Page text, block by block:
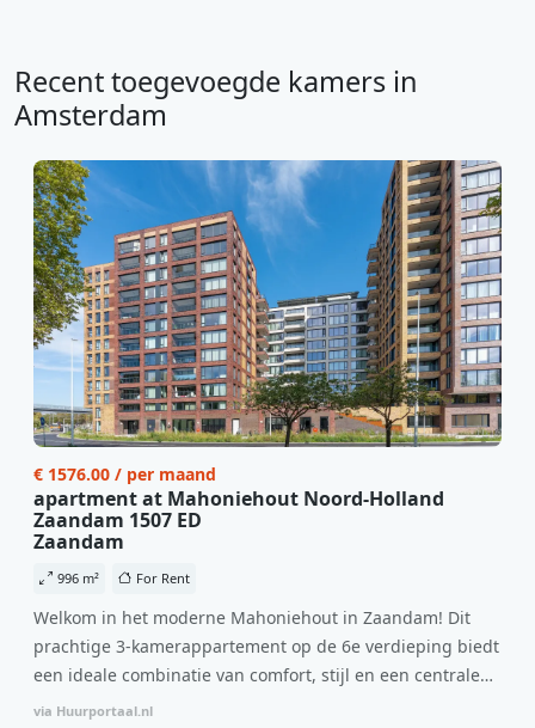
Recent toegevoegde kamers in
Amsterdam
€ 1576.00 / per maand
apartment at Mahoniehout Noord-Holland
Zaandam 1507 ED
Zaandam
996 m² For Rent
Welkom in het moderne Mahoniehout in Zaandam! Dit
prachtige 3-kamerappartement op de 6e verdieping biedt
een ideale combinatie van comfort, stijl en een centrale
locatie. Met een huurprijs van €1.576 per maand
via Huurportaal.nl